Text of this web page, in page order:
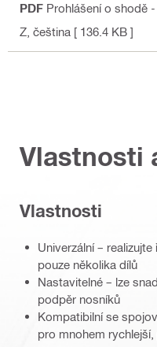
PDF Prohlášení o shodě
Z , čeština [ 136.4 KB ]
Vlastnosti
Vlastnosti
Univerzální –
pouze několika dílů
Nastavitelné – lze
podpěr nosníků
Kompatibilní se
pro mnohem